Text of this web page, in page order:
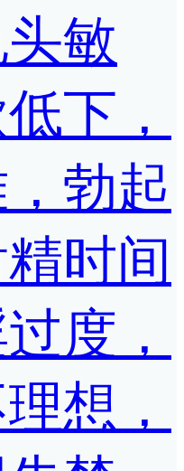
敏
下，
勃起
时间
度，
想，